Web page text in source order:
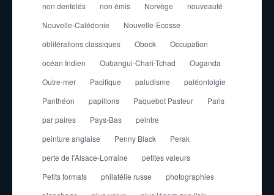
non dentelés
non émis Norvège
nouveauté
Nouvelle-Calédonie
Nouvelle-Ecosse
oblitérations classiques
Obock
Occupation
océan Indien
Oubangui-Chari-Tchad
Ouganda
Outre-mer
Pacifique paludisme
paléontolgie
Panthéon
papillons Paquebot Pasteur
Paris
par paires
Pays-Bas
peintre
peinture anglaise
Penny Black
Perak
perte de l'Alsace-Lorraine
petites valeurs
Petits formats
philatélie russe
photographies